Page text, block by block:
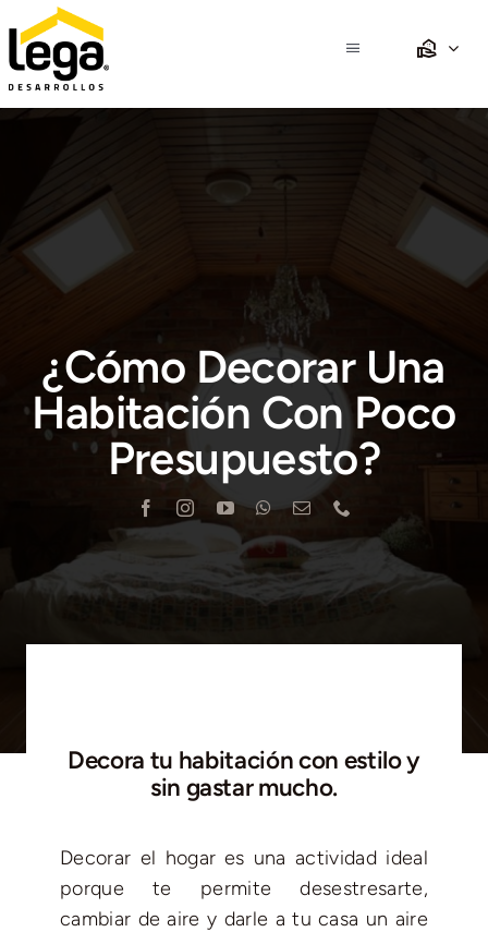
Saltar
contenido
Toggle
Inicio
Propiedades
Crédito
¿Cómo Decorar Una
Habitación Con Poco
Presupuesto?
Decora tu habitación con estilo y
sin gastar mucho.
Decorar el hogar es una actividad ideal
porque te permite desestresarte,
cambiar de aire y darle a tu casa un aire